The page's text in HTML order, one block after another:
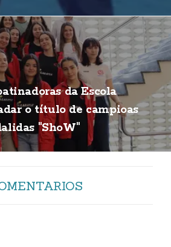
da Escola
o título de campioas
"ShoW"